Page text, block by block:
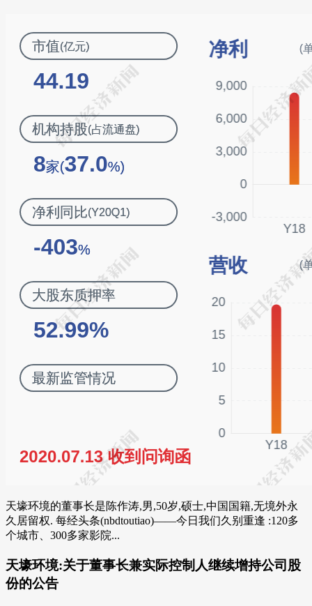
天壕环境的董事长是陈作涛,男,50岁,硕士,中国国籍,无境外永
久居留权. 每经头条(nbdtoutiao)——今日我们久别重逢 :120多
个城市、300多家影院...
天壕环境:关于董事长兼实际控制人继续增持公司股
份的公告